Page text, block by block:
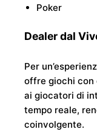
Poker
Dealer dal
Per
offre giochi con
ai giocatori di
tempo reale,
coinvolgente.